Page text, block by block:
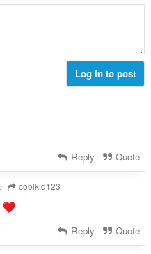
Log in to post
Reply Quote
coolkid123
Reply Quote